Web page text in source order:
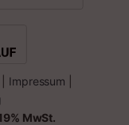
Impressum
MwSt.